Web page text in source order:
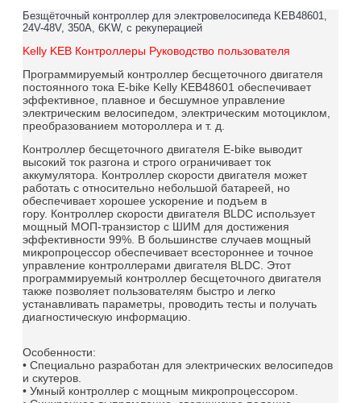
Безщёточный контроллер для электровелосипеда KEB48601,
24V-48V, 350A, 6KW, с рекуперацией
Kelly KEB Контроллеры Руководство пользователя
Программируемый контроллер бесщеточного двигателя
постоянного тока E-bike Kelly KEB48601 обеспечивает
эффективное, плавное и бесшумное управление
электрическим велосипедом, электрическим мотоциклом,
преобразованием мотороллера и т. д.
Контроллер бесщеточного двигателя E-bike выводит
высокий ток разгона и строго ограничивает ток
аккумулятора.
Контроллер скорости двигателя может
работать с относительно небольшой батареей, но
обеспечивает хорошее ускорение и подъем в
гору. Контроллер скорости двигателя BLDC использует
мощный МОП-транзистор с ШИМ для достижения
эффективности 99%. В большинстве случаев мощный
микропроцессор обеспечивает всестороннее и точное
управление контроллерами двигателя BLDC. Этот
программируемый контроллер бесщеточного двигателя
также позволяет пользователям быстро и легко
устанавливать параметры, проводить тесты и получать
диагностическую информацию.
Особенности:
• Специально разработан для электрических велосипедов
и скутеров.
• Умный контроллер с мощным микропроцессором.